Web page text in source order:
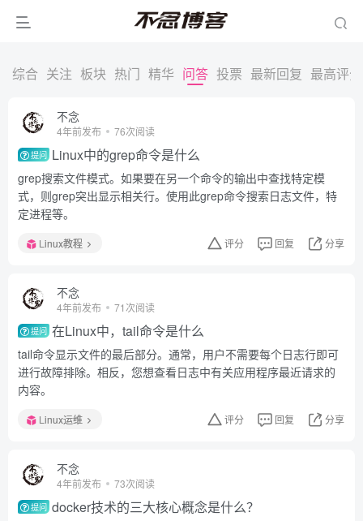
综合 关注 板块 热门 精华 问答 投票 最新回复 最高评分
不念
4年前发布 76次阅读
提问 Linux中的grep命令是什么
grep搜索文件模式。如果要在另一个命令的输出中查找特定模
式，则grep突出显示相关行。使用此grep命令搜索日志文件，特
定进程等。
Linux教程 评分 回复 分享
不念
4年前发布 71次阅读
提问 在Linux中，tail命令是什么
tail命令显示文件的最后部分。通常，用户不需要每个日志行即可
进行故障排除。相反，您想查看日志中有关应用程序最近请求的
内容。
Linux运维 评分 回复 分享
不念
4年前发布 73次阅读
提问 docker技术的三大核心概念是什么？